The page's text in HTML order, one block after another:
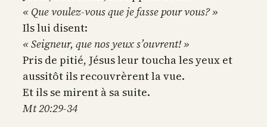
« Que voulez-vous que je fasse pour vous? »
Ils lui disent:
« Seigneur, que nos yeux s’ouvrent! »
Pris de pitié, Jésus leur toucha les yeux et
aussitôt ils recouvrèrent la vue.
Et ils se mirent à sa suite.
Mt 20:29-34